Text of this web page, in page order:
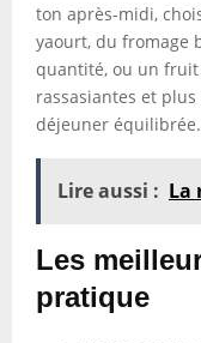
ton après-midi,
yaourt, du fromage
quantité, ou un fruit
rassasiantes et
déjeuner équilibrée.
Lire aussi : La
Les
pratique